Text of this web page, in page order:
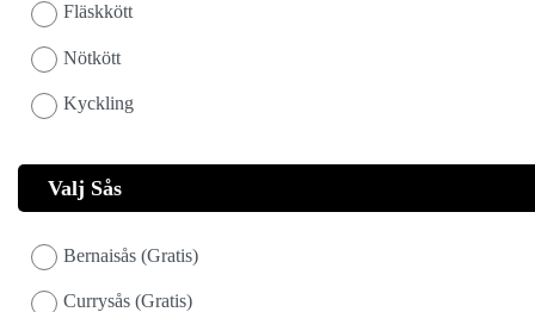
Fläskkött
Nötkött
Kyckling
Valj Sås
Bernaisås (Gratis)
Currysås (Gratis)